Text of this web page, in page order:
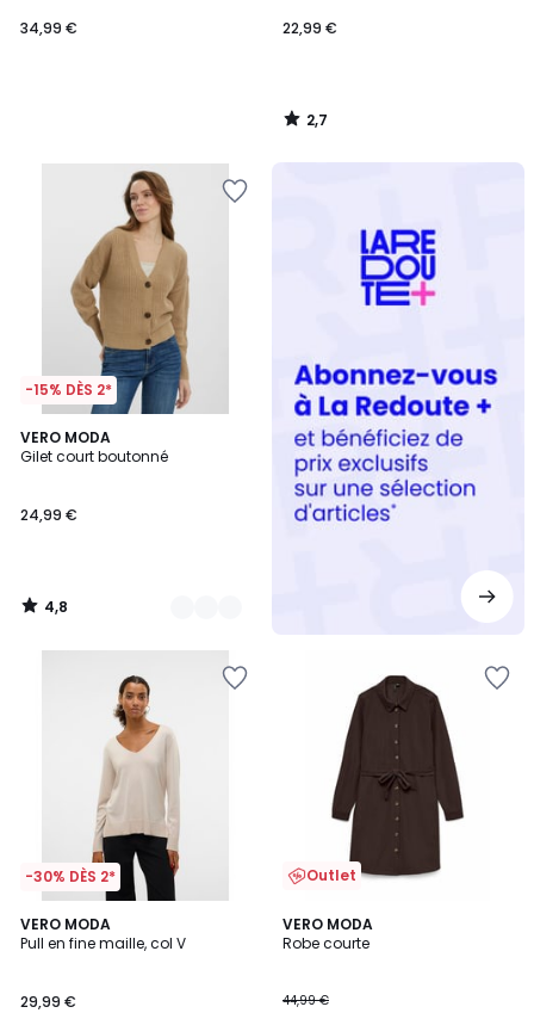
34,99 €
22,99 €
2,7
/
-15% DÈS 2*
VERO MODA
Gilet court boutonné
24,99 €
4,8
/ 5
2
Couleurs
4,8
/
-30% DÈS 2*
VERO MODA
Pull en fine maille, col V
29,99 €
4,4
/ 5
2
Couleurs
Outlet
VERO MODA
Robe courte
44,99 €
5
/